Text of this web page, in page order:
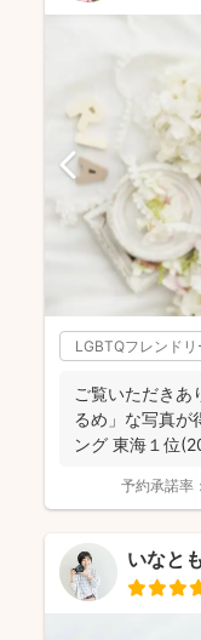
LGBTQフレンドリ
ご覧いただきあ
るめ」な写真
ング 東海１位
予約承諾率：
いなとも